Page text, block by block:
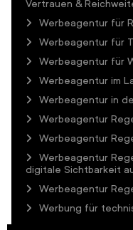
Vertrauen &
Werbeagentur für
Werbeagentur für
Werbeagentur für
Werbeagentur im
Werbeagentur in
Werbeagentur
Werbeagentur
Werbeagentur
digitale Sichtbarkeit
Werbeagentur
Werbung für